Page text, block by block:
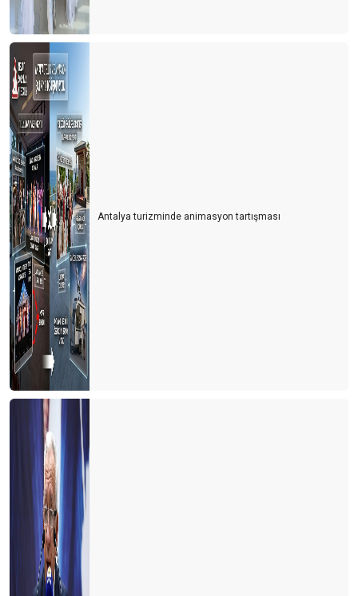
BİR ZAMANLAR ‘PAS’ VARDI
RUS TURİST RUBLE’NİN ALTINDA KALDI
GÜNLÜK TURİST GELİŞİ 100 BİNE DAYANDI
KARPUZ
Bayramda Antalya’ya gelecek olanlara çağrım: Müze kartınızla
gelin
TURİZMİ ‘Z’ KUŞAĞINA DEVRETMELİYİZ
5 ay sonra 2019 yılı seviyesindeyiz
SUÇ KİMİN?
TÜRKİYE RESMİ OLARAK DÜNYA 4. CÜSÜ
‘COMEBACK ALMANYA’
Turizm çalışanlarının koşulları cazip hale getirilmeli
Paket turda en büyük maliyeti ulaşım ve konaklama oluşturuyor
Kış döneminde Antalya turizminde 3 ülke öne çıktı
Unuttuk mu?
Berlin mesajları
Hayat devam ediyor mu?
YA ŞİMDİ?
Antalya'nın 3 sınavı
Turistin derdi çok
Antalya turizminde animasyon tartışması